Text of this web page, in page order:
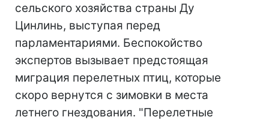
сельского хозяйства страны Ду
Цинлинь, выступая перед
парламентариями. Беспокойство
экспертов вызывает предстоящая
миграция перелетных птиц, которые
скоро вернутся с зимовки в места
летнего гнездования. "Перелетные